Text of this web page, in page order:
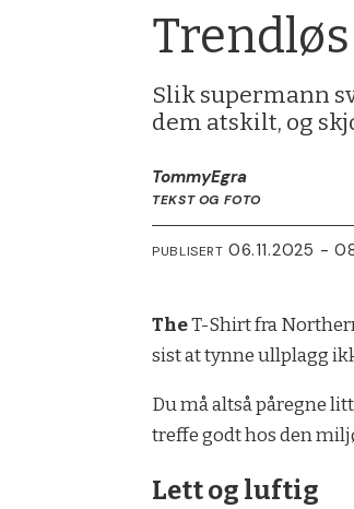
Slik supermann
dem atskilt, og
TommyEgra
TEKST OG FOTO
PUBLISERT 06.11.2025 -
TheT-Shirt fra
sist at tynne ullplagg
Du må altså påregne
treffe godt hos den
Lett og luftig